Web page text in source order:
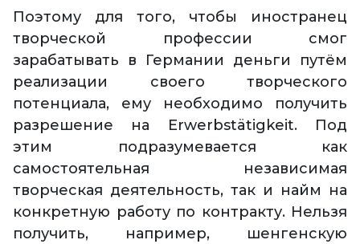
Поэтому для того, чтобы иностранец
творческой профессии смог
зарабатывать в Германии деньги путём
реализации своего творческого
потенциала, ему необходимо получить
разрешение на Erwerbstätigkeit. Под
этим подразумевается как
самостоятельная независимая
творческая деятельность, так и найм на
конкретную работу по контракту. Нельзя
получить, например, шенгенскую